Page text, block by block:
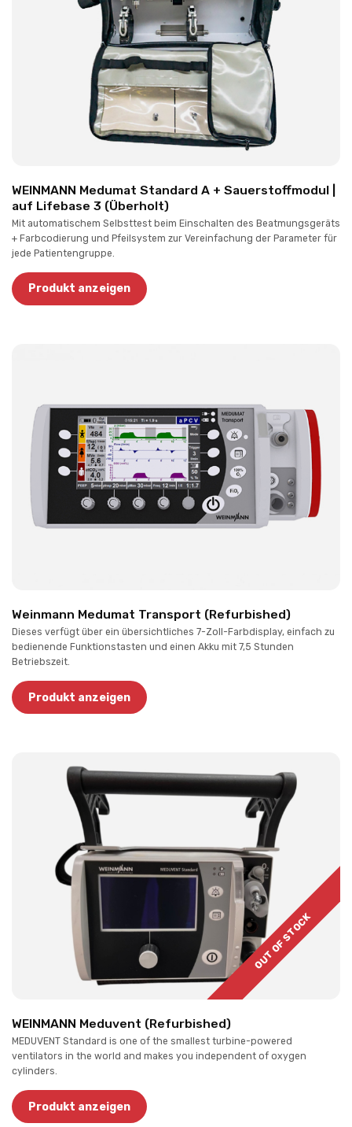
WEINMANN Medumat Standard A + Sauerstoffmodul |
auf Lifebase 3 (Überholt)
Mit automatischem Selbsttest beim Einschalten des Beatmungsgeräts
+ Farbcodierung und Pfeilsystem zur Vereinfachung der Parameter für
jede Patientengruppe.
Produkt anzeigen
Weinmann Medumat Transport (Refurbished)
Dieses verfügt über ein übersichtliches 7-Zoll-Farbdisplay, einfach zu
bedienende Funktionstasten und einen Akku mit 7,5 Stunden
Betriebszeit.
Produkt anzeigen
OUT OF STOCK
WEINMANN Meduvent (Refurbished)
MEDUVENT Standard is one of the smallest turbine-powered
ventilators in the world and makes you independent of oxygen
cylinders.
Produkt anzeigen